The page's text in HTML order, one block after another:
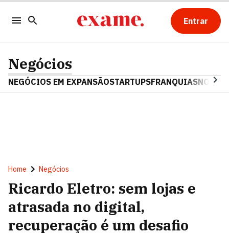
Entrar
Negócios
NEGÓCIOS EM EXPANSÃOSTARTUPSFRANQUIAS
Home Negócios
Ricardo Eletro: sem lojas e
atrasada no digital,
recuperação é um desafio